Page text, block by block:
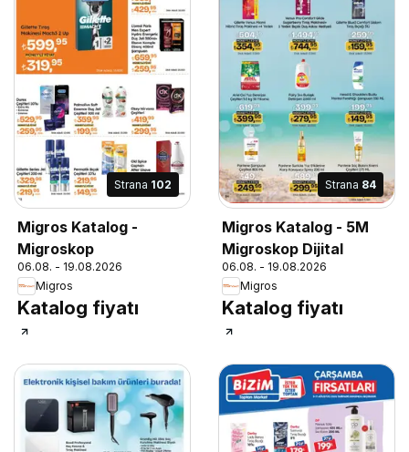
Strana 102
Migros Katalog -
Migroskop
06.08. - 19.08.2026
Migros
Katalog fiyatı
Strana 84
Migros Katalog - 5M
Migroskop Dijital
06.08. - 19.08.2026
Migros
Katalog fiyatı